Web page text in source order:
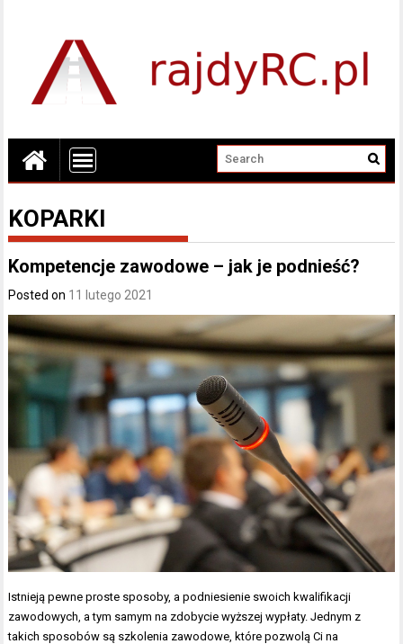
KOPARKI
Kompetencje zawodowe – jak je podnieść?
Posted on 11 lutego 2021
Istnieją pewne proste sposoby, a podniesienie swoich kwalifikacji
zawodowych, a tym samym na zdobycie wyższej wypłaty. Jednym z
takich sposobów są szkolenia zawodowe, które pozwolą Ci na